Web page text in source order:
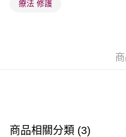
取。逾期會取消訂單，並不會
取。逾期會取消訂單，並不會
療法 修護
商品相關分類 (3)